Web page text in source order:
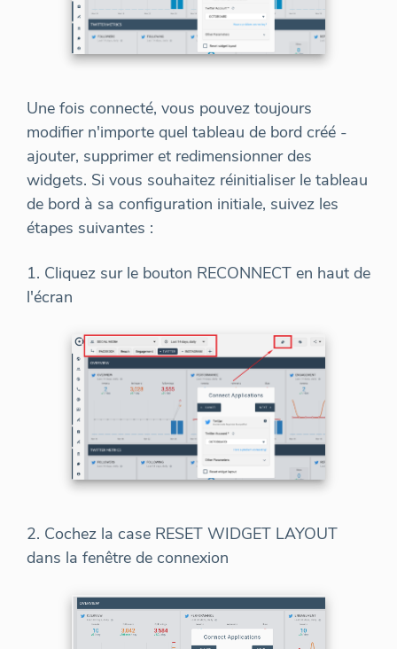
Une fois connecté, vous pouvez toujours
modifier n'importe quel tableau de bord créé -
ajouter, supprimer et redimensionner des
widgets. Si vous souhaitez réinitialiser le tableau
de bord à sa configuration initiale, suivez les
étapes suivantes :
1. Cliquez sur le bouton RECONNECT en haut de
l'écran
2. Cochez la case RESET WIDGET LAYOUT
dans la fenêtre de connexion